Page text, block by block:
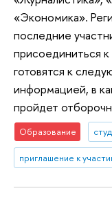
«Экономика».
последние
присоединиться
готовятся к
информацией, в
пройдет
Образование
приглашение к